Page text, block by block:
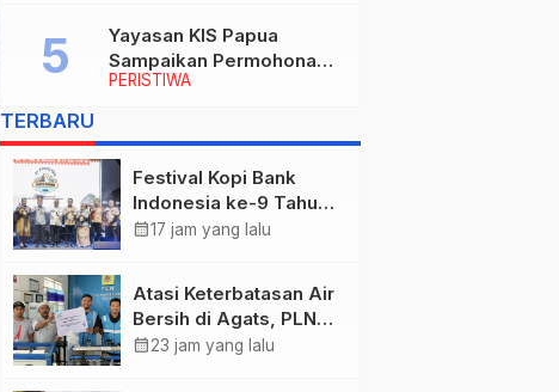
periode 2026–2030
PERISTIWA
Yayasan KIS Papua
Sampaikan Permohonan
Maaf dan Siap Tanggung
Keracunan MBG di
Depapre
TERBARU
Festival Kopi Bank
Indonesia ke-9 Tahun
2026 Resmi Dibuka
Depan Papua”
calendar_month17 jam yang lalu
Atasi Keterbatasan Air
Bersih di Agats, PLN
Hadirkan Teknologi
calendar_month23 jam yang lalu